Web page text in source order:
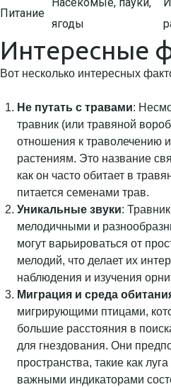
Питание
ягоды
Интересные
Вот несколько интересных
Не путать с травами:
травник (или травяной
отношения к траволечению
растениям. Это название
как он часто обитает в
питается семенами трав.
Уникальные звуки:
мелодичными и
могут варьироваться от
мелодий, что делает их
наблюдения и изучения
Миграция и среда
мигрирующими птицами,
большие расстояния в
для гнездования. Они
пространства, такие как
важными индикаторами